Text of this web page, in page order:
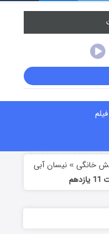
خانگی »نیسان آبی